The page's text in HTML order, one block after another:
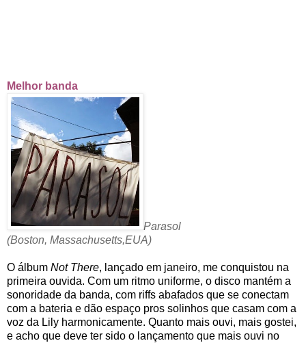
Melhor banda
Parasol
(Boston, Massachusetts,EUA)
O álbum Not There, lançado em janeiro, me conquistou na
primeira ouvida. Com um ritmo uniforme, o disco mantém a
sonoridade da banda, com riffs abafados que se conectam
com a bateria e dão espaço pros solinhos que casam com a
voz da Lily harmonicamente. Quanto mais ouvi, mais gostei,
e acho que deve ter sido o lançamento que mais ouvi no